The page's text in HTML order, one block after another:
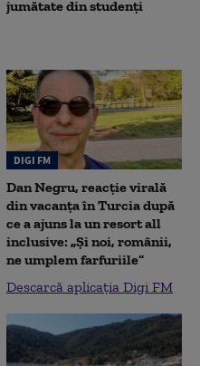
jumătate din studenţi
DIGI FM
Dan Negru, reacție virală
din vacanța în Turcia după
ce a ajuns la un resort all
inclusive: „Și noi, românii,
ne umplem farfuriile”
Descarcă aplicația Digi FM